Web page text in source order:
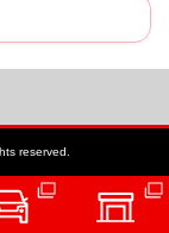
reserved.